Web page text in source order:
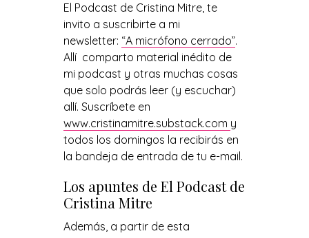
El Podcast de Cristina Mitre, te
invito a suscribirte a mi
newsletter: “A micrófono cerrado”.
Allí comparto material inédito de
mi podcast y otras muchas cosas
que solo podrás leer (y escuchar)
allí. Suscríbete en
www.cristinamitre.substack.com y
todos los domingos la recibirás en
la bandeja de entrada de tu e-mail.
Los apuntes de El Podcast de
Cristina Mitre
Además, a partir de esta